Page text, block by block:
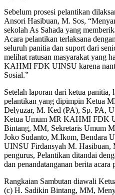
Sebelum prosesi pelantikan
Ansori Hasibuan, M. Sos,
sekolah As Sahada yang
Acara pelantikan terlaksana
seluruh panitia dan suport dari
melihat ratusan masyarakat yang
KAHMI FDK UINSU karena
Sosial.”
Setelah laporan dari ketua panitia,
pelantikan yang dipimpin Ketua
Delyuzar, M. Ked (PA), Sp. PA,
Ketua Umum MR KAHMI FDK
Bintang, MM, Sekretaris Umum
Joko Sudanto, M.Ikom, Bendara
UINSU Firdansyah M. Hasibuan,
pengurus, Pelantikan ditandai
dan penandatanganan berita acara
Rangkaian Sambutan diawali
(c) H. Sadikin Bintang, MM,